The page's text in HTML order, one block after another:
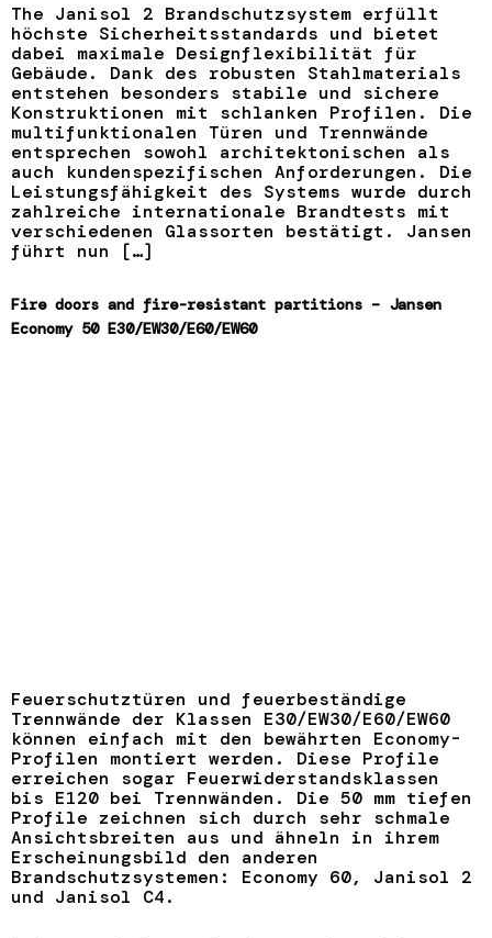
The Janisol 2 Brandschutzsystem erfüllt
höchste Sicherheitsstandards und bietet
dabei maximale Designflexibilität für
Gebäude. Dank des robusten Stahlmaterials
entstehen besonders stabile und sichere
Konstruktionen mit schlanken Profilen. Die
multifunktionalen Türen und Trennwände
entsprechen sowohl architektonischen als
auch kundenspezifischen Anforderungen. Die
Leistungsfähigkeit des Systems wurde durch
zahlreiche internationale Brandtests mit
verschiedenen Glassorten bestätigt. Jansen
führt nun […]
Fire doors and fire-resistant partitions – Jansen
Economy 50 E30/EW30/E60/EW60
Feuerschutztüren und feuerbeständige
Trennwände der Klassen E30/EW30/E60/EW60
können einfach mit den bewährten Economy-
Profilen montiert werden. Diese Profile
erreichen sogar Feuerwiderstandsklassen
bis E120 bei Trennwänden. Die 50 mm tiefen
Profile zeichnen sich durch sehr schmale
Ansichtsbreiten aus und ähneln in ihrem
Erscheinungsbild den anderen
Brandschutzsystemen: Economy 60, Janisol 2
und Janisol C4.